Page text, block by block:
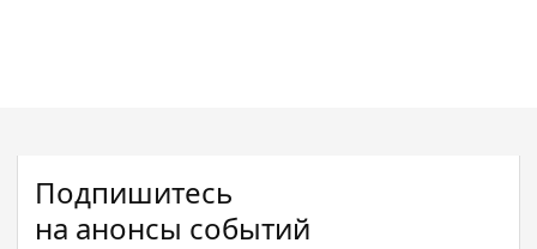
Подпишитесь
на анонсы событий